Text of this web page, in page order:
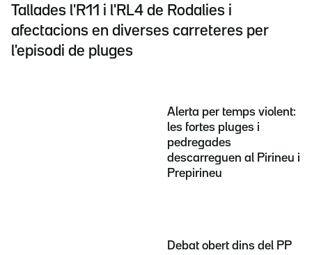
Tallades l'R11 i l'RL4 de Rodalies i
afectacions en diverses carreteres per
l'episodi de pluges
Alerta per temps violent:
les fortes pluges i
pedregades
descarreguen al Pirineu i
Prepirineu
Debat obert dins del PP